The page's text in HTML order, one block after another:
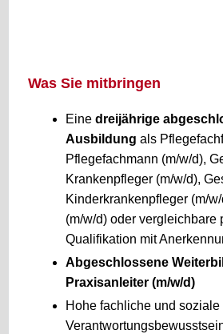
Was Sie mitbringen
Eine dreijährige
Ausbildung als
Pflegefachmann (m/w/d),
Krankenpfleger (m/w/d),
Kinderkrankenpfleger (m/
(m/w/d) oder vergleichbare
Qualifikation mit
Abgeschlossene
Praxisanleiter (m/w/d)
Hohe fachliche und soziale